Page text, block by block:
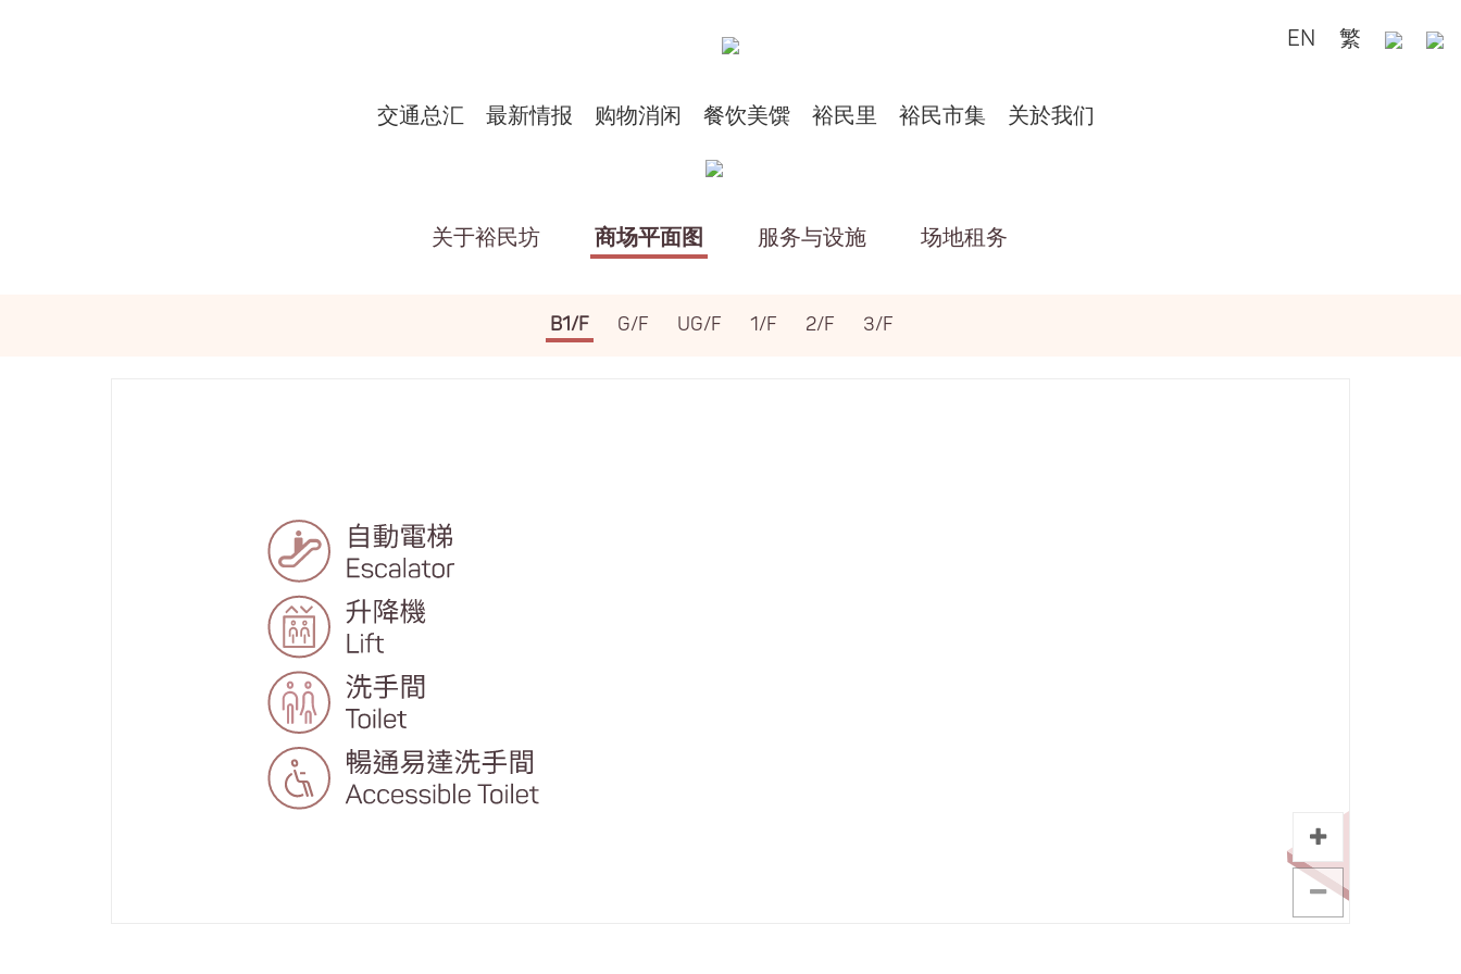
EN 繁
交通总汇 最新情报 购物消闲 餐饮美馔 裕民里 裕民市集 关於我们
关于裕民坊 商场平面图 服务与设施 场地租务
B1/F G/F UG/F 1/F 2/F 3/F